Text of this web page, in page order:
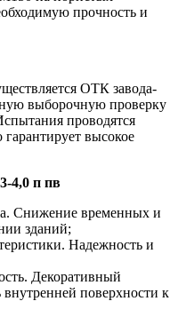
прочность и
ОТК завода-
выборочную проверку
проводятся
высокое
4,0 п пв
Снижение временных и
зданий;
Надежность и
Декоративный
поверхности к